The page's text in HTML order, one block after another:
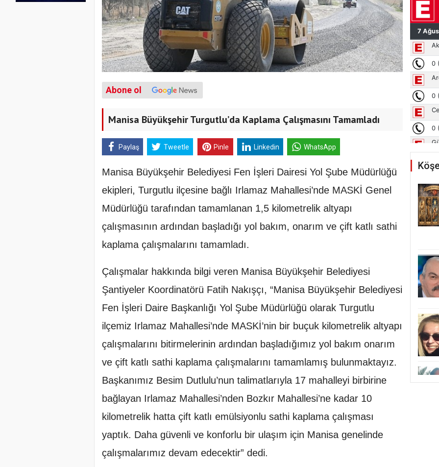
Abone ol
Manisa Büyükşehir Turgutlu’da Kaplama Çalışmasını Tamamladı
Paylaş Tweetle Pinle Linkedin WhatsApp
Manisa Büyükşehir Belediyesi Fen İşleri Dairesi Yol Şube Müdürlüğü
ekipleri, Turgutlu ilçesine bağlı Irlamaz Mahallesi’nde MASKİ Genel
Müdürlüğü tarafından tamamlanan 1,5 kilometrelik altyapı
çalışmasının ardından başladığı yol bakım, onarım ve çift katlı sathi
kaplama çalışmalarını tamamladı.
Çalışmalar hakkında bilgi veren Manisa Büyükşehir Belediyesi
Şantiyeler Koordinatörü Fatih Nakışçı, “Manisa Büyükşehir Belediyesi
Fen İşleri Daire Başkanlığı Yol Şube Müdürlüğü olarak Turgutlu
ilçemiz Irlamaz Mahallesi’nde MASKİ’nin bir buçuk kilometrelik altyapı
çalışmalarını bitirmelerinin ardından başladığımız yol bakım onarım
ve çift katlı sathi kaplama çalışmalarını tamamlamış bulunmaktayız.
Başkanımız Besim Dutlulu’nun talimatlarıyla 17 mahalleyi birbirine
bağlayan Irlamaz Mahallesi’nden Bozkır Mahallesi’ne kadar 10
kilometrelik hatta çift katlı emülsiyonlu sathi kaplama çalışması
yaptık. Daha güvenli ve konforlu bir ulaşım için Manisa genelinde
çalışmalarımız devam edecektir” dedi.